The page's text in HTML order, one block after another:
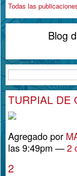
Todas las
Blog
TURPIAL DE
Agregado por
las 9:49pm —2
2